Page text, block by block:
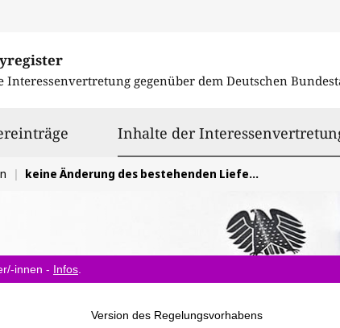
Interessenvertretung gegenüber dem Deutschen
Inhalte der
keine Änderung des bestehenden Lieferkettensorgfaltspflichtengesetz
innen - Infos
Version des Regelungsvorhabens